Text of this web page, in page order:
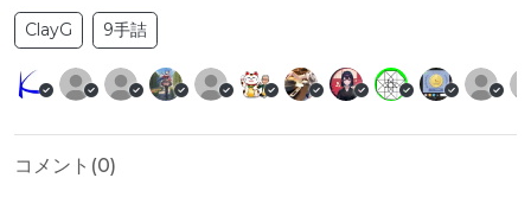
ClayG 9手詰
コメント(0)